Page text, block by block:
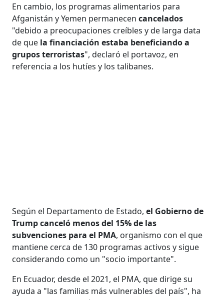
En cambio, los programas alimentarios para
Afganistán y Yemen permanecencancelados
"debido a preocupaciones creíbles y de larga data
de que la financiación estaba beneficiando a
grupos terroristas", declaró el portavoz, en
referencia a los hutíes y los talibanes.
Según el Departamento de Estado,el Gobierno de
Trump canceló menos del 15% de las
subvenciones para el PMA, organismo con el que
mantiene cerca de 130 programas activos y sigue
considerando como un "socio importante".
En Ecuador, desde el 2021, el PMA, que dirige su
ayuda a "las familias más vulnerables del país", ha